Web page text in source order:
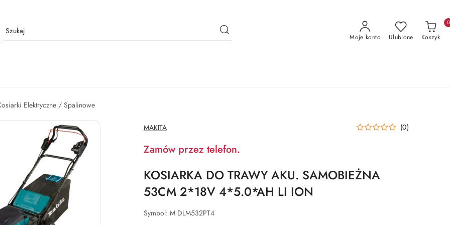
Moje konto Ulubione Koszyk
0
Elektryczne / Spalinowe
NAZWA
PRODUCENTA:
MAKITA (0)
Zamów przez telefon.
KOSIARKA DO TRAWY AKU. SAMOBIEŻNA
53CM 2*18V 4*5.0*AH LI ION
Symbol: M DLM532PT4